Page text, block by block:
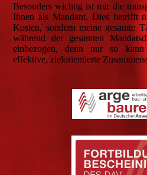
Besonders wichtig ist mir die
Ihnen als Mandant. Dies betrifft
Kosten, sondern meine gesamte
während der gesamten
einbezogen, denn nur so
effektive, zielorientierte